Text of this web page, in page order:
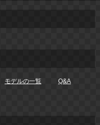
モデルの一覧 Q&A